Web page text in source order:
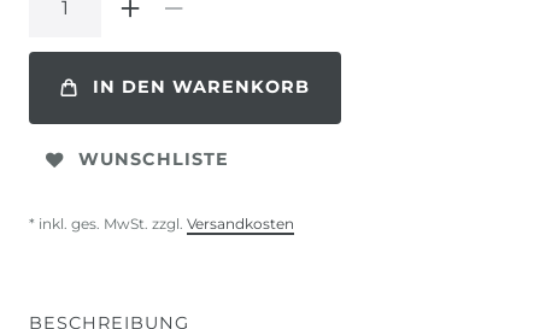
IN DEN WARENKORB
WUNSCHLISTE
* inkl. ges. MwSt. zzgl. Versandkosten
BESCHREIBUNG